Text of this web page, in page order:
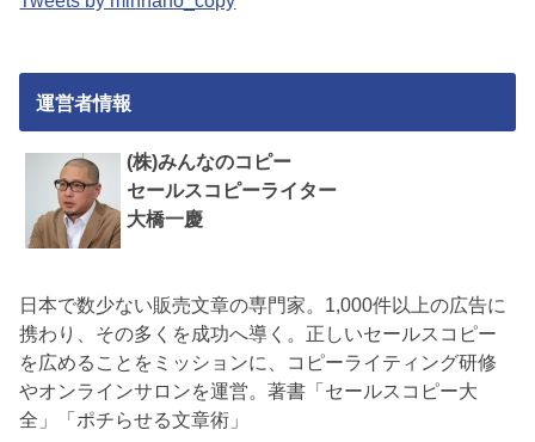
運営者情報
(株)みんなのコピー
セールスコピーライター
大橋一慶
日本で数少ない販売文章の専門家。1,000件以上の広告に
携わり、その多くを成功へ導く。正しいセールスコピー
を広めることをミッションに、コピーライティング研修
やオンラインサロンを運営。著書「セールスコピー大
全」「ポチらせる文章術」